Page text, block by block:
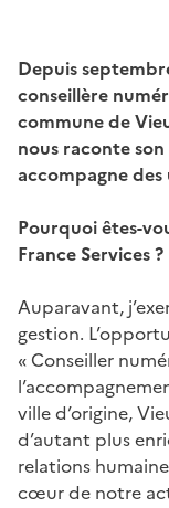
Depuis
conseillère
commune de
nous raconte
accompagne
Pourquoi êtes-
France Services ?
Auparavant,
gestion.
« Conseiller
ville d’origine,
d’autant plus
relations
cœur de notre